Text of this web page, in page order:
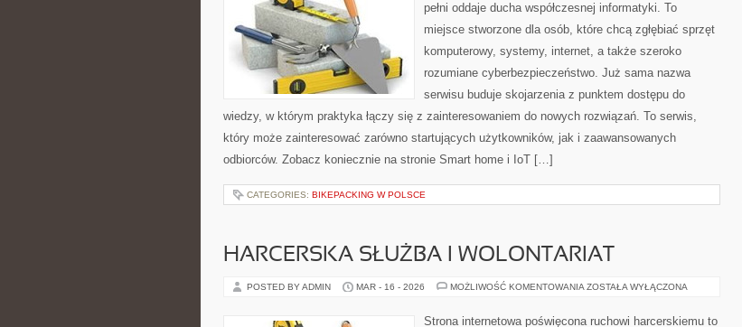
pełni oddaje ducha współczesnej informatyki. To
miejsce stworzone dla osób, które chcą zgłębiać sprzęt
komputerowy, systemy, internet, a także szeroko
rozumiane cyberbezpieczeństwo. Już sama nazwa
serwisu buduje skojarzenia z punktem dostępu do
wiedzy, w którym praktyka łączy się z zainteresowaniem do nowych rozwiązań. To serwis,
który może zainteresować zarówno startujących użytkowników, jak i zaawansowanych
odbiorców. Zobacz koniecznie na stronie Smart home i IoT […]
CATEGORIES: BIKEPACKING W POLSCE
HARCERSKA SŁUŻBA I WOLONTARIAT
POSTED BY ADMIN MAR - 16 - 2026 MOŻLIWOŚĆ KOMENTOWANIA HARCERSKA
WOLONTARIAT
ZOSTAŁA WYŁĄCZONA
Strona internetowa poświęcona ruchowi harcerskiemu to